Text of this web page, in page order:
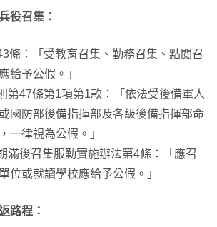
役召集：
條：「受教育召集、勤務召集、點閱召
給予公假。」
第47條第1項第1款：「依法受後備軍人
國防部後備指揮部及各級後備指揮部命
一律視為公假。」
滿後召集服勤實施辦法第4條：「應召
位或就讀學校應給予公假。」
路程：